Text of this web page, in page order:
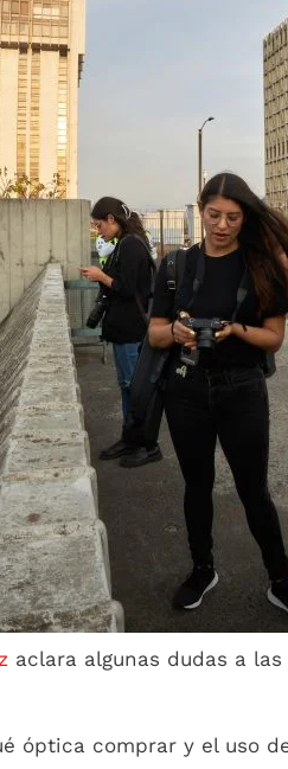
aclara algunas dudas a
óptica comprar y el uso